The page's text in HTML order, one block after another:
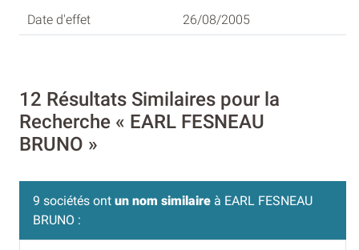
26/08/2005
12 Résultats Similaires pour la
Recherche « EARL FESNEAU
BRUNO »
9 sociétés ont un nom similaire à EARL FESNEAU
BRUNO :